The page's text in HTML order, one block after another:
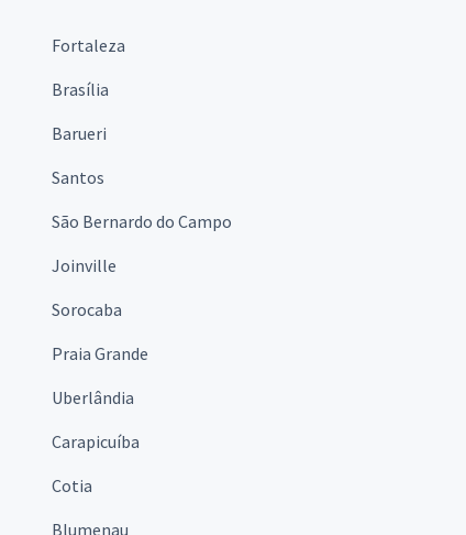
Fortaleza
Brasília
Barueri
Santos
São Bernardo do Campo
Joinville
Sorocaba
Praia Grande
Uberlândia
Carapicuíba
Cotia
Blumenau